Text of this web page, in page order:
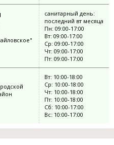
санитарный день:
последний вт месяца
Пн: 09:00-17:00
Вт: 09:00-17:00
Ср: 09:00-17:00
Чт: 09:00-17:00
Пт: 09:00-17:00
Вт: 10:00-18:00
Ср: 10:00-18:00
Чт: 10:00-18:00
Пт: 10:00-18:00
Сб: 10:00-17:00
Вс: 10:00-17:00